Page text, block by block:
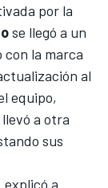
por la
se llegó a un
la marca
al
equipo,
a otra
sus
explicó a